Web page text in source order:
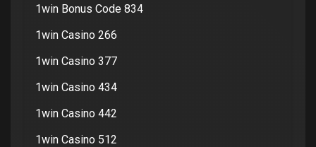
1win Bonus Code 834
1win Casino 266
1win Casino 377
1win Casino 434
1win Casino 442
1win Casino 512